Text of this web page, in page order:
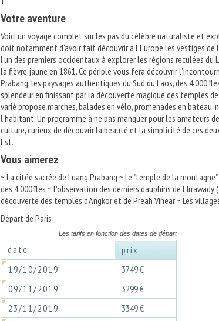
Votre aventure
Voici un voyage complet sur les pas du célèbre naturaliste et
doit notamment d'avoir fait découvrir à l'Europe les vestiges de
l'un des premiers occidentaux à explorer les régions reculées du
la fièvre jaune en 1861. Ce périple vous fera découvrir
Prabang, les paysages authentiques du Sud du Laos, des 4 000
splendeur en finissant par la découverte magique des temples
varié propose marches, balades en vélo, promenades en
l'habitant. Un programme à ne pas manquer pour les amateurs
culture, curieux de découvrir la beauté et la simplicité de ces
Est.
Vous aimerez
~ La citée sacrée de Luang Prabang ~ Le "temple de la
des 4,000 îles ~ L'observation des derniers dauphins de l'Irrawady
découverte des temples d'Angkor et de Preah Vihear ~ Les
Départ de Paris
Les tarifs en fonction des dates de départ
date
prix
19/10/2019
3749 €
09/11/2019
3299 €
23/11/2019
3349 €